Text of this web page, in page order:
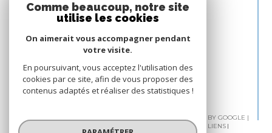
© 2026 | TOUS DROITS RÉSERVÉS | TRADUCTION POWERED BY GOOGLE |
MENTIONS LÉGALES
NOS LIENS
Comme beaucoup, notre site
utilise les cookies
On aimerait vous accompagner pendant
votre visite.
En poursuivant, vous acceptez l'utilisation des
cookies par ce site, afin de vous proposer des
contenus adaptés et réaliser des statistiques !